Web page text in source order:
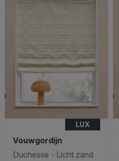
LUX
Vouwgordijn
Duchesse - Licht zand